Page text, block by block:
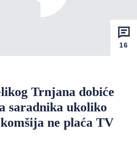
16
Trnjana dobiće
saradnika ukoliko
ne plaća TV